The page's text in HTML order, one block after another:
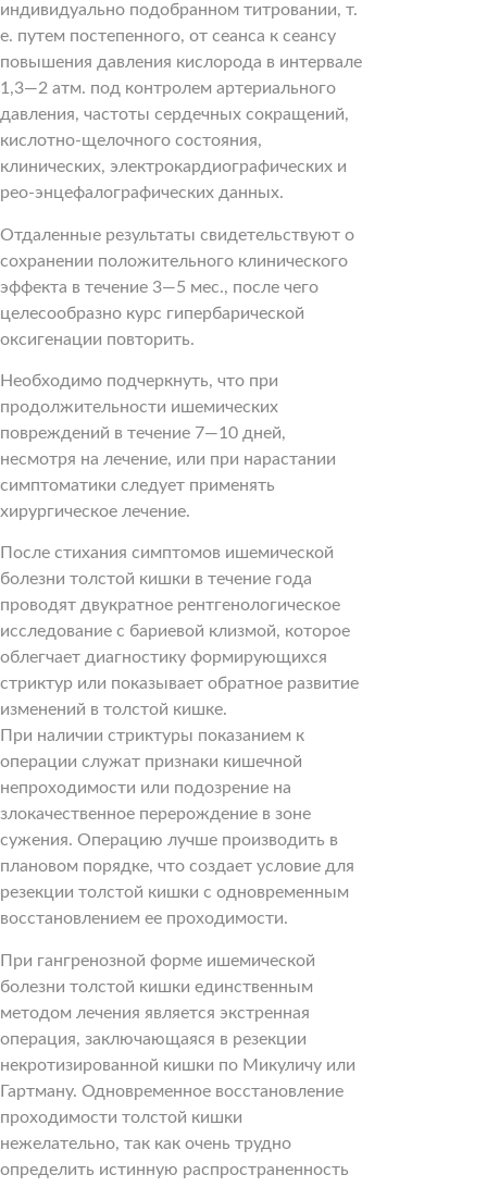
индивидуально подобранном титровании, т.
е. путем постепенного, от сеанса к сеансу
повышения давления кислорода в интервале
1,3—2 атм. под контролем артериального
давления, частоты сердечных сокращений,
кислотно-щелочного состояния,
клинических, электрокардиографических и
рео-энцефалографических данных.
Отдаленные результаты свидетельствуют о
сохранении положительного клинического
эффекта в течение 3—5 мес., после чего
целесообразно курс гипербарической
оксигенации повторить.
Необходимо подчеркнуть, что при
продолжительности ишемических
повреждений в течение 7—10 дней,
несмотря на лечение, или при нарастании
симптоматики следует применять
хирургическое лечение.
После стихания симптомов ишемической
болезни толстой кишки в течение года
проводят двукратное рентгенологическое
исследование с бариевой клизмой, которое
облегчает диагностику формирующихся
стриктур или показывает обратное развитие
изменений в толстой кишке.
При наличии стриктуры показанием к
операции служат признаки кишечной
непроходимости или подозрение на
злокачественное перерождение в зоне
сужения. Операцию лучше производить в
плановом порядке, что создает условие для
резекции толстой кишки с одновременным
восстановлением ее проходимости.
При гангренозной форме ишемической
болезни толстой кишки единственным
методом лечения является экстренная
операция, заключающаяся в резекции
некротизированной кишки по Микуличу или
Гартману. Одновременное восстановление
проходимости толстой кишки
нежелательно, так как очень трудно
определить истинную распространенность